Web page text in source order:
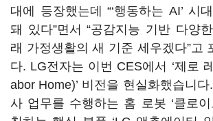
대에 등장했는데 “‘행동하는 AI’ 시
돼 있다”면서 “공감지능 기반 다양
래 가정생활의 새 기준 세우겠다”고
다. LG전자는 이번 CES에서 ‘제로
abor Home)’ 비전을 현실화했습니
사 업무를 수행하는 홈 로봇 ‘클로